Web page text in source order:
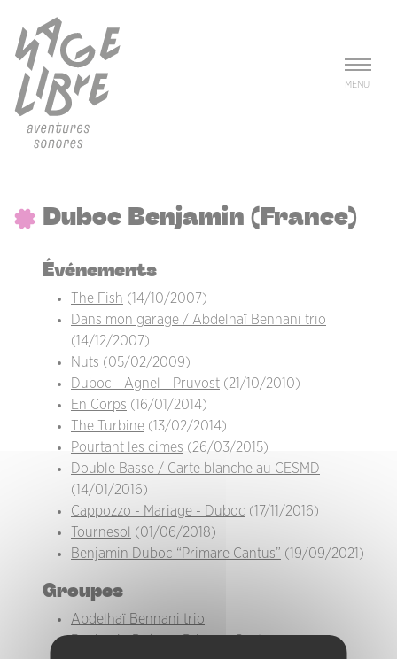
MENU
Duboc Benjamin (France)
Événements
The Fish (14/10/2007)
Dans mon garage / Abdelhaï Bennani trio
(14/12/2007)
Nuts (05/02/2009)
Duboc - Agnel - Pruvost (21/10/2010)
En Corps (16/01/2014)
The Turbine (13/02/2014)
Pourtant les cimes (26/03/2015)
Double Basse / Carte blanche au CESMD
(14/01/2016)
Cappozzo - Mariage - Duboc (17/11/2016)
Tournesol
(01/06/2018)
Benjamin Duboc “Primare Cantus” (19/09/2021)
Groupes
Abdelhaï Bennani trio